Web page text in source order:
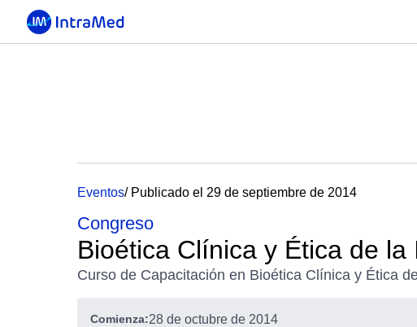
Eventos/ Publicado el 29 de septiembre de 2014
Congreso
Bioética Clínica y Ética de la
Curso de Capacitación en Bioética Clínica y Ética
Comienza:28 de octubre de 2014